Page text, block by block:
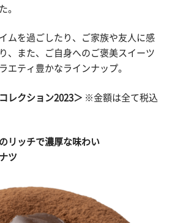
。
ムを過ごしたり、ご家族や友人に感
、また、ご自身へのご褒美スイーツ
エティ豊かなラインナップ。
レクション2023＞ ※金額は全て税込
リッチで濃厚な味わい
ツ